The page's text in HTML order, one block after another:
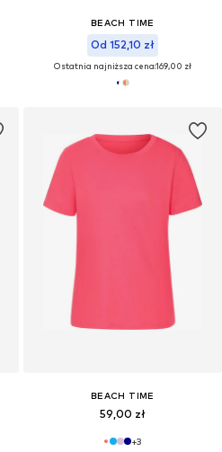
BEACH TIME
Od 152,10 zł
Ostatnia najniższa cena:169,00 zł
BEACH TIME
59,00 zł
+3